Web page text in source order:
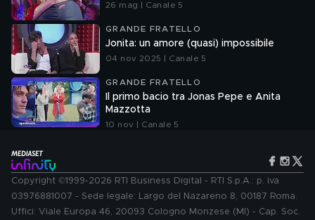
26 mag | Canale 5
GRANDE FRATELLO
Jonita: un amore (quasi) impossibile
04 nov 2025 | Canale 5
GRANDE FRATELLO
Il primo bacio tra Jonas Pepe e Anita
Mazzotta
10 nov | Canale 5
Copyright ©1999-2026 RTI Business Digital - RTI S.p.A.: p. iva
03976881007 - Sede legale: Largo del Nazareno 8, 00187 Roma.
Uffici: Viale Europa 46, 20093 Cologno Monzese (MI) - Cap. Soc.